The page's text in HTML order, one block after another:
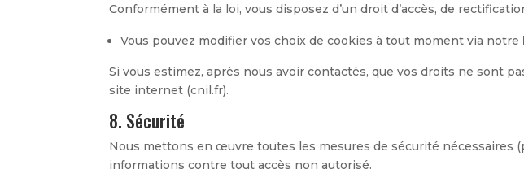
Conformément à la loi, vous disposez d’un droit d’accès, de
Vous pouvez modifier vos choix de cookies à tout moment via notre
Si vous estimez, après nous avoir contactés, que vos droits ne sont
site internet (cnil.fr).
8. Sécurité
Nous mettons en œuvre toutes les mesures de sécurité nécessaires
informations contre tout accès non autorisé.